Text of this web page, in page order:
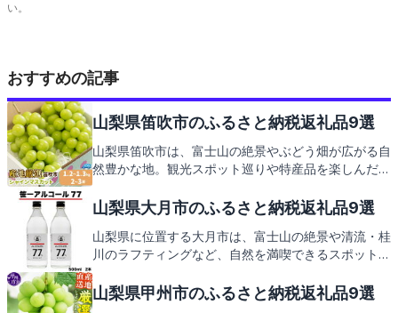
い。
おすすめの記事
山梨県笛吹市のふるさと納税返礼品9選
山梨県笛吹市は、富士山の絶景やぶどう畑が広がる自
然豊かな地。観光スポット巡りや特産品を楽しんだ後
いただけます。お楽しみに！
山梨県大月市のふるさと納税返礼品9選
山梨県に位置する大月市は、富士山の絶景や清流・桂
川のラフティングなど、自然を満喫できるスポットが
スイーツも絶品です。これらの魅力をお届けする返礼
山梨県甲州市のふるさと納税返礼品9選